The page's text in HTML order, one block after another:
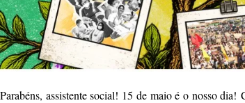
Parabéns, assistente social! 15 de maio é o nosso